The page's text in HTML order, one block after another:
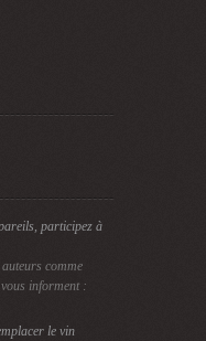
participez à
comme
informent :
le vin